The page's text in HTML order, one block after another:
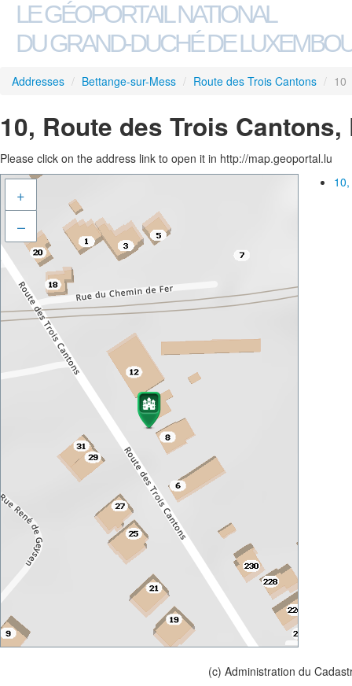
LE GÉOPORTAIL NATIONAL
DU GRAND-DUCHÉ DE
Addresses / Bettange-sur-Mess / Route des Trois Cantons / 10
10, Route des Trois
Please click on the address link to open it in http://map.geoportal.lu
+
–
(c) Administration du